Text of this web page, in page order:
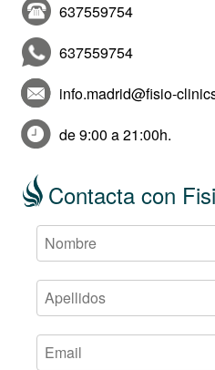
637559754
637559754
info.madrid@fisio-
de 9:00 a 21:00h.
Contacta con